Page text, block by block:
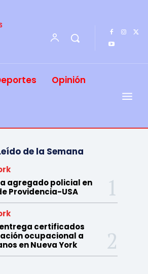
Opinión
de la Semana
agregado policial en
Providencia-USA
entrega certificados
ocupacional a
en Nueva York